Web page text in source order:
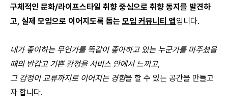
구체적인 문화/라이프스타일 취향 중심으로 취향 동지를 발견하
고, 실제 모임으로 이어지도록 돕는 모임 커뮤니티 앱입니다.
내가 좋아하는 무언가를 똑같이 좋아하고 있는 누군가를 마주쳤을
때의 반갑고 기쁜 감정을 서비스 안에서 느끼고,
그 감정이 교류까지로 이어지는 경험을 할 수 있는 공간을 만들고
자 합니다.